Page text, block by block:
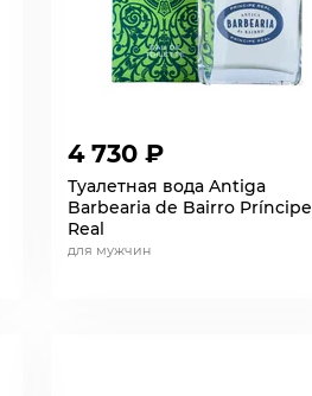
4 730 ₽
Туалетная вода Antiga
Barbearia de Bairro Príncipe
Real
для мужчин